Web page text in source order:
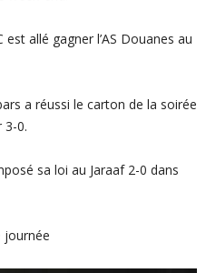
allé gagner l’AS Douanes au
a réussi le carton de la soirée
3-0.
sa loi au Jaraaf 2-0 dans
journée